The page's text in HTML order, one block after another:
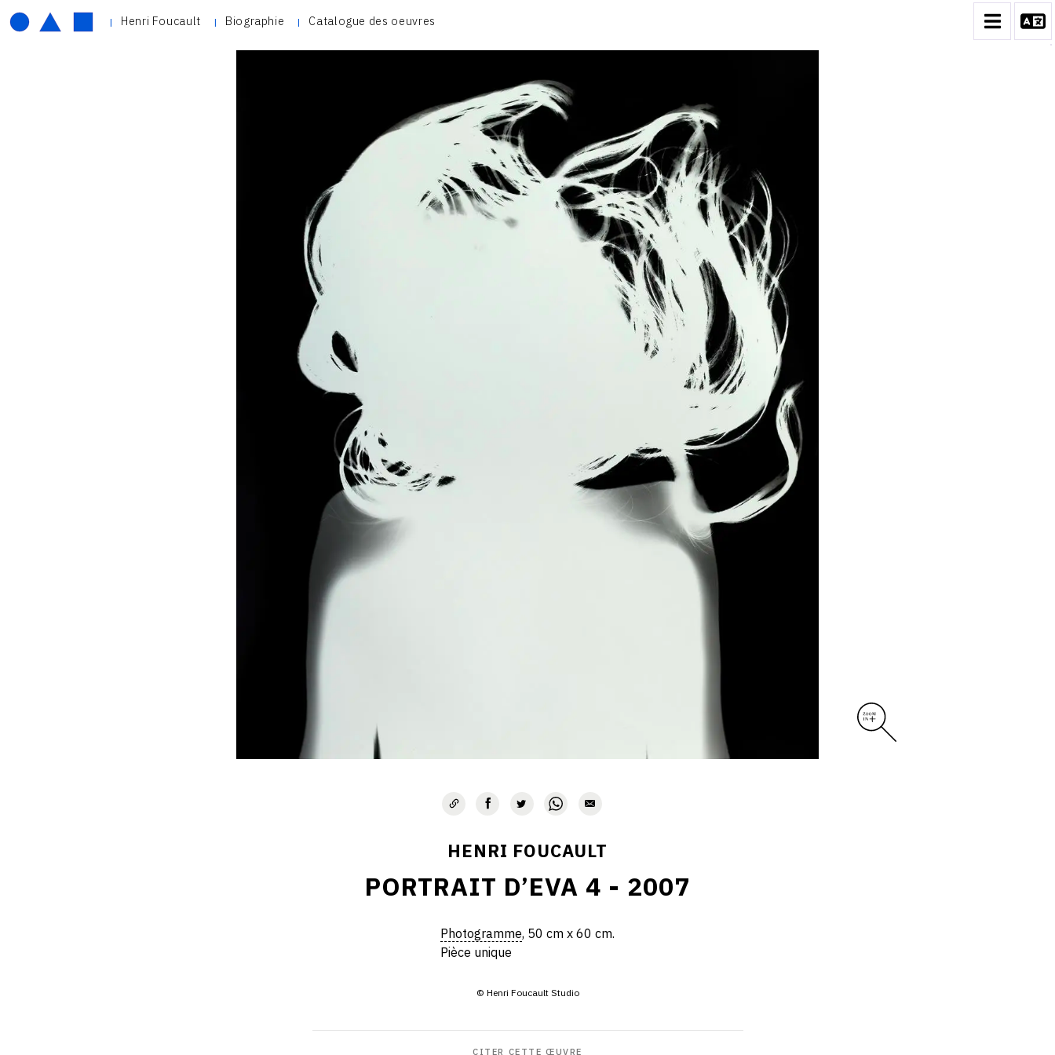
Henri Foucault Biographie Catalogue des oeuvres
05_MONOTYPE
06_ARCHIVES
CONTACT
HENRI FOUCAULT
PORTRAIT D’EVA 4 - 2007
Photogramme, 50 cm x 60 cm.
Pièce unique
© Henri Foucault Studio
CITER CETTE ŒUVRE